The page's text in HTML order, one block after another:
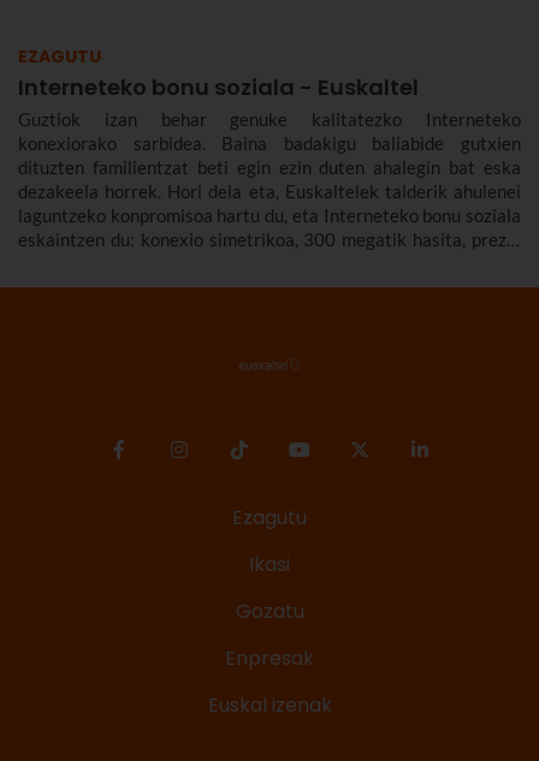
EZAGUTU
Interneteko bonu soziala - Euskaltel
Guztiok izan behar genuke kalitatezko Interneteko
konexiorako sarbidea. Baina badakigu baliabide gutxien
dituzten familientzat beti egin ezin duten ahalegin bat eska
dezakeela horrek. Hori dela eta, Euskaltelek talderik ahulenei
laguntzeko konpromisoa hartu du, eta Interneteko bonu soziala
eskaintzen du: konexio simetrikoa, 300 megatik hasita, prezio
Ezagutu
Ikasi
Gozatu
Enpresak
Euskal izenak